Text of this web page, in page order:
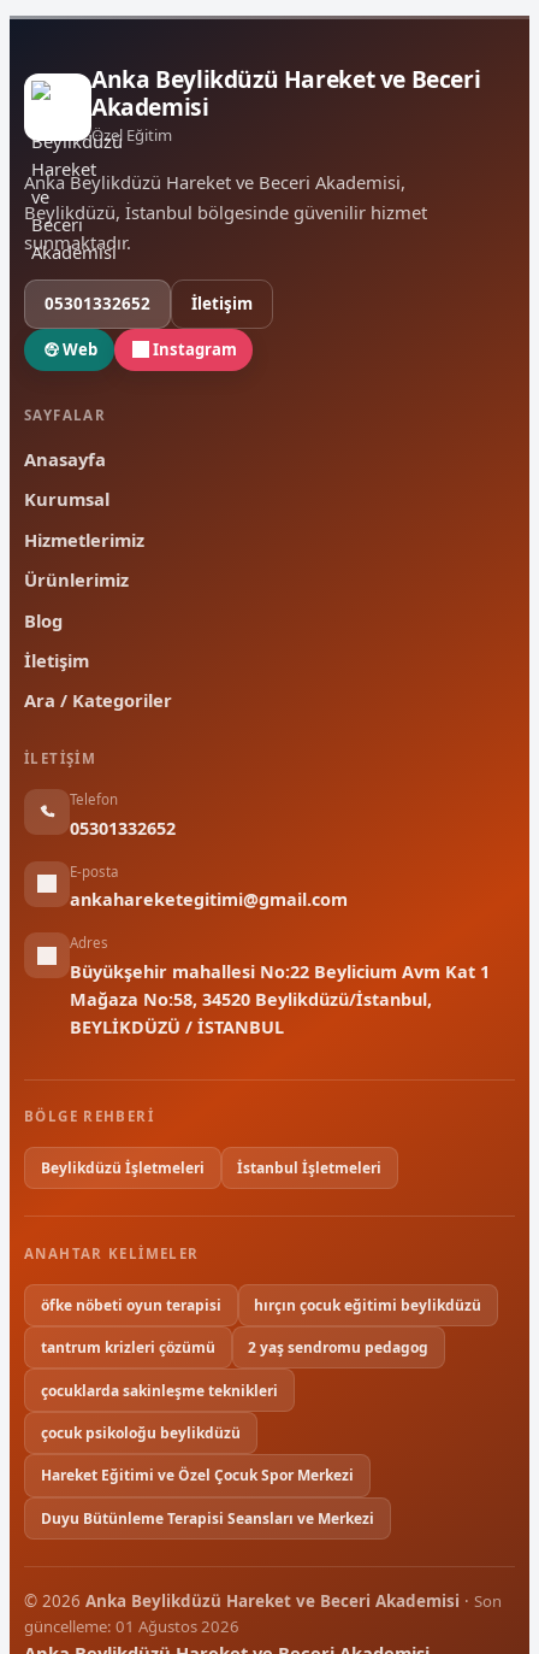
Anka Beylikdüzü Hareket ve Beceri
Akademisi
Özel Eğitim
Anka Beylikdüzü Hareket ve Beceri Akademisi,
Beylikdüzü, İstanbul bölgesinde güvenilir hizmet
sunmaktadır.
05301332652 İletişim
Web Instagram
SAYFALAR
Anasayfa
Kurumsal
Hizmetlerimiz
Ürünlerimiz
Blog
İletişim
Ara / Kategoriler
İLETIŞIM
Telefon
05301332652
E-posta
ankahareketegitimi@gmail.com
Adres
Büyükşehir mahallesi No:22 Beylicium Avm Kat 1
Mağaza No:58, 34520 Beylikdüzü/İstanbul,
BEYLİKDÜZÜ / İSTANBUL
BÖLGE REHBERI
Beylikdüzü İşletmeleri İstanbul İşletmeleri
ANAHTAR KELIMELER
öfke nöbeti oyun terapisi hırçın çocuk eğitimi beylikdüzü
tantrum krizleri çözümü 2 yaş sendromu pedagog
çocuklarda sakinleşme teknikleri
çocuk psikoloğu beylikdüzü
Hareket Eğitimi ve Özel Çocuk Spor Merkezi
Duyu Bütünleme Terapisi Seansları ve Merkezi
© 2026 Anka Beylikdüzü Hareket ve Beceri Akademisi · Son
güncelleme: 01 Ağustos 2026